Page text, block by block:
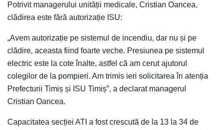
Potrivit managerului unității medicale, Cristian Oancea,
clădirea este fără autorizație ISU:
„Avem autorizație pe sistemul de incendiu, dar nu și pe
clădire, aceasta fiind foarte veche. Presiunea pe sistemul
electric este la cote înalte, astfel că am cerut ajutorul
colegilor de la pompieri. Am trimis ieri solicitarea în atenția
Prefecturii Timiș și ISU Timiș”, a declarat managerul
Cristian Oancea.
Capacitatea secției ATI a fost crescută de la 13 la 34 de